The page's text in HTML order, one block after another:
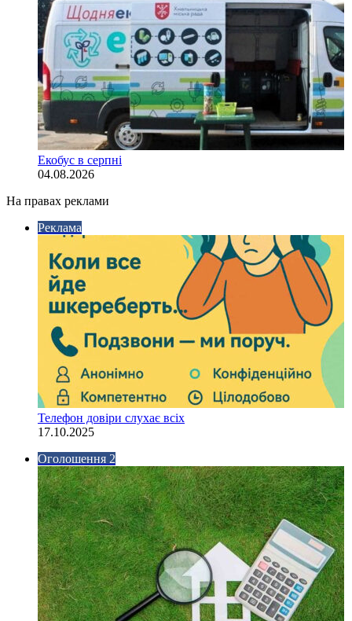
Екобус в серпні
04.08.2026
На правах реклами
Реклама
Телефон довіри слухає всіх
17.10.2025
Оголошення 2